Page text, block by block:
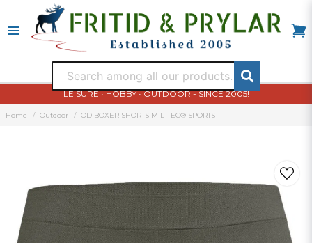
LEISURE • HOBBY • OUTDOOR - SINCE 2005!
Home Outdoor OD BOXER SHORTS MIL-TEC® SPORTS